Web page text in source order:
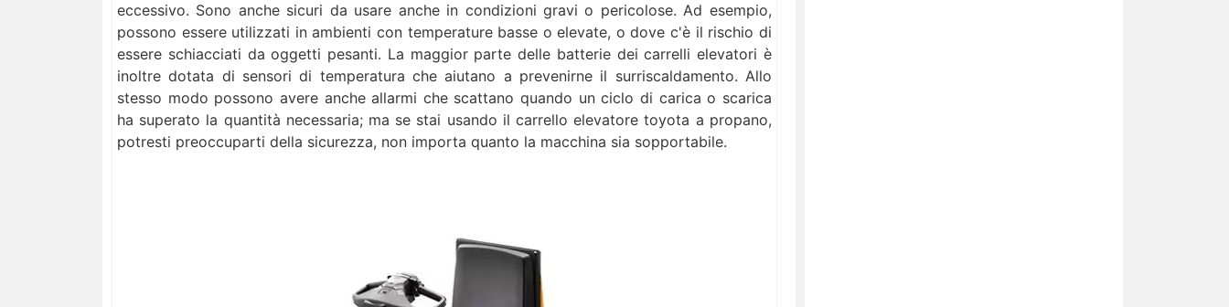
eccessivo. Sono anche sicuri da usare anche in condizioni gravi o pericolose. Ad esempio,
possono essere utilizzati in ambienti con temperature basse o elevate, o dove c'è il rischio di
essere schiacciati da oggetti pesanti. La maggior parte delle batterie dei carrelli elevatori è
inoltre dotata di sensori di temperatura che aiutano a prevenirne il surriscaldamento. Allo
stesso modo possono avere anche allarmi che scattano quando un ciclo di carica o scarica
ha superato la quantità necessaria; ma se stai usando il carrello elevatore toyota a propano,
potresti preoccuparti della sicurezza, non importa quanto la macchina sia sopportabile.